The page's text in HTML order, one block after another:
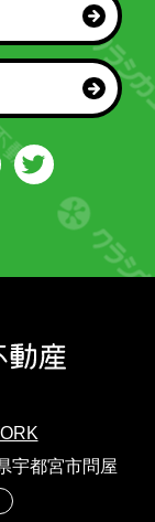
宇都宮市問屋